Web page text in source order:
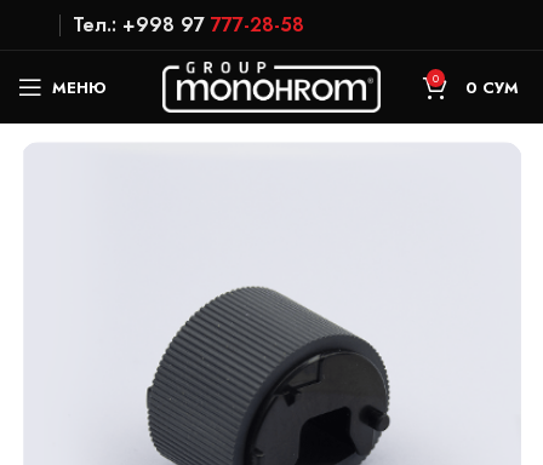
Тел.: +998 97 777-28-58
МЕНЮ 0 0 СУМ